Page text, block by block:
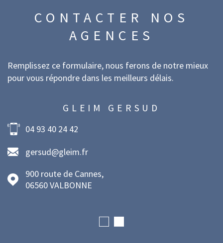
CONTACTER NOS
AGENCES
Remplissez ce formulaire, nous ferons de notre mieux
pour vous répondre dans les meilleurs délais.
GLEIM GERSUD
04 93 40 24 42
gersud@gleim.fr
900 route de Cannes,
06560 VALBONNE